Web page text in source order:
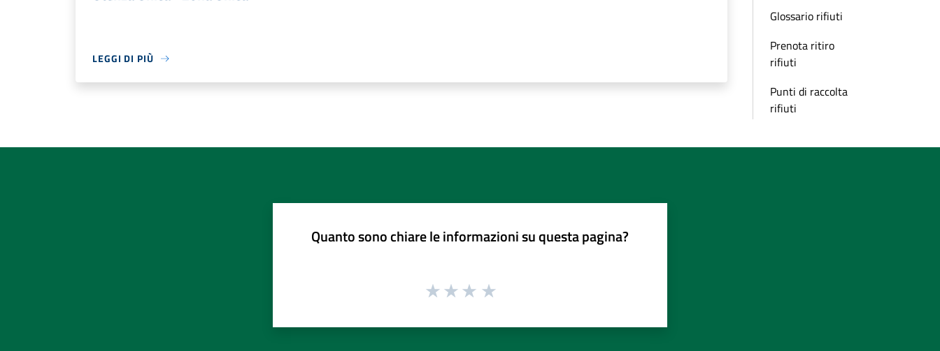
LEGGI DI PIÙ
Glossario rifiuti
Prenota ritiro
rifiuti
Punti di raccolta
rifiuti
Quanto sono chiare le informazioni su questa pagina?